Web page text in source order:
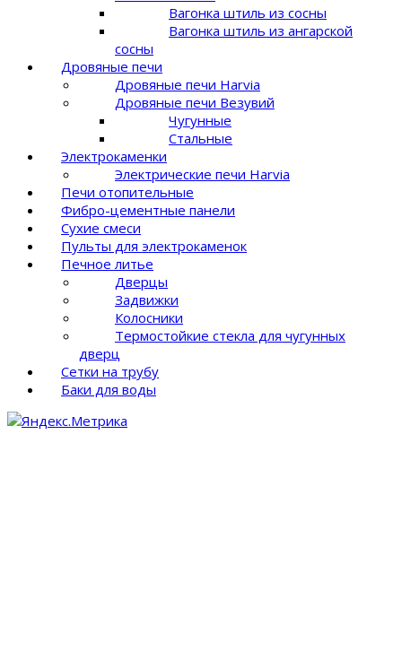
Вагонка штиль из сосны
Вагонка штиль из ангарской
сосны
Дровяные печи
Дровяные печи Harvia
Дровяные печи Везувий
Чугунные
Стальные
Электрокаменки
Электрические печи Harvia
Печи отопительные
Фибро-цементные панели
Сухие смеси
Пульты для электрокаменок
Печное литье
Дверцы
Задвижки
Колосники
Термостойкие стекла для чугунных
дверц
Сетки на трубу
Баки для воды